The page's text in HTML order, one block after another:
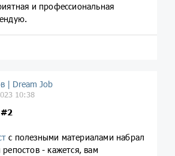
и профессиональная
| Dream Job
10:38
#2
с полезными материалами набрал
- кажется, вам